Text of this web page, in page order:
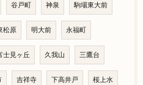
谷戸町 神泉 駒場東大前
松原 明大前 永福町
士見ヶ丘 久我山 三鷹台
吉祥寺 下高井戸 桜上水